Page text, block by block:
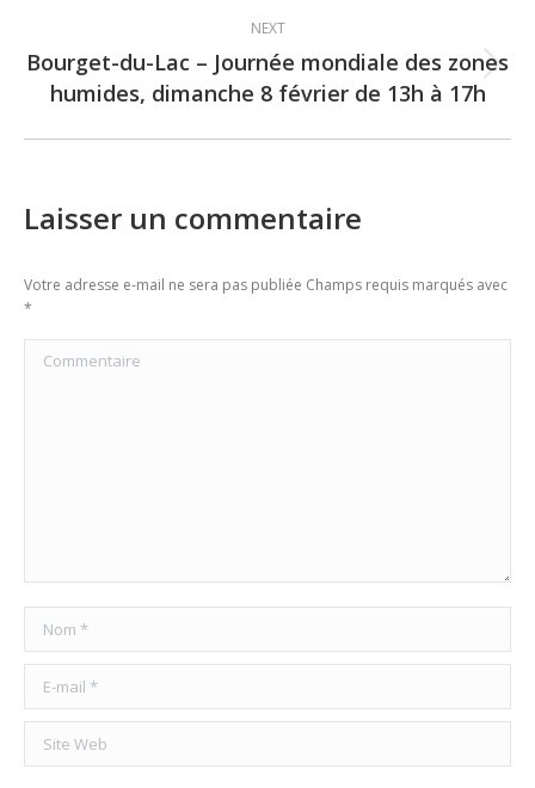
NEXT
Next
post:
Bourget-du-Lac – Journée mondiale des zones
humides, dimanche 8 février de 13h à 17h
Laisser un commentaire
Votre adresse e-mail ne sera pas publiée Champs requis marqués avec
*
Commentaire
Nom *
E-mail *
Site Web